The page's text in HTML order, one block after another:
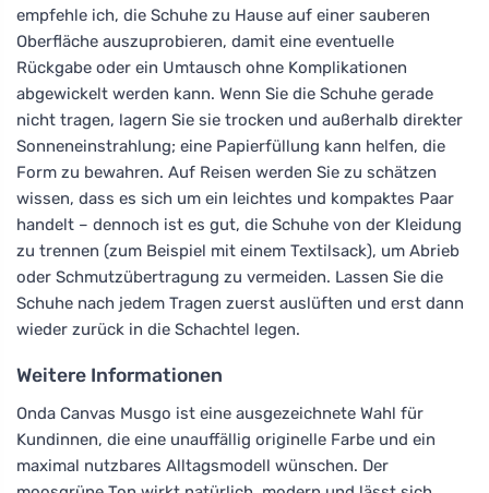
empfehle ich, die Schuhe zu Hause auf einer sauberen
Oberfläche auszuprobieren, damit eine eventuelle
Rückgabe oder ein Umtausch ohne Komplikationen
abgewickelt werden kann. Wenn Sie die Schuhe gerade
nicht tragen, lagern Sie sie trocken und außerhalb direkter
Sonneneinstrahlung; eine Papierfüllung kann helfen, die
Form zu bewahren. Auf Reisen werden Sie zu schätzen
wissen, dass es sich um ein leichtes und kompaktes Paar
handelt – dennoch ist es gut, die Schuhe von der Kleidung
zu trennen (zum Beispiel mit einem Textilsack), um Abrieb
oder Schmutzübertragung zu vermeiden. Lassen Sie die
Schuhe nach jedem Tragen zuerst auslüften und erst dann
wieder zurück in die Schachtel legen.
Weitere Informationen
Onda Canvas Musgo ist eine ausgezeichnete Wahl für
Kundinnen, die eine unauffällig originelle Farbe und ein
maximal nutzbares Alltagsmodell wünschen. Der